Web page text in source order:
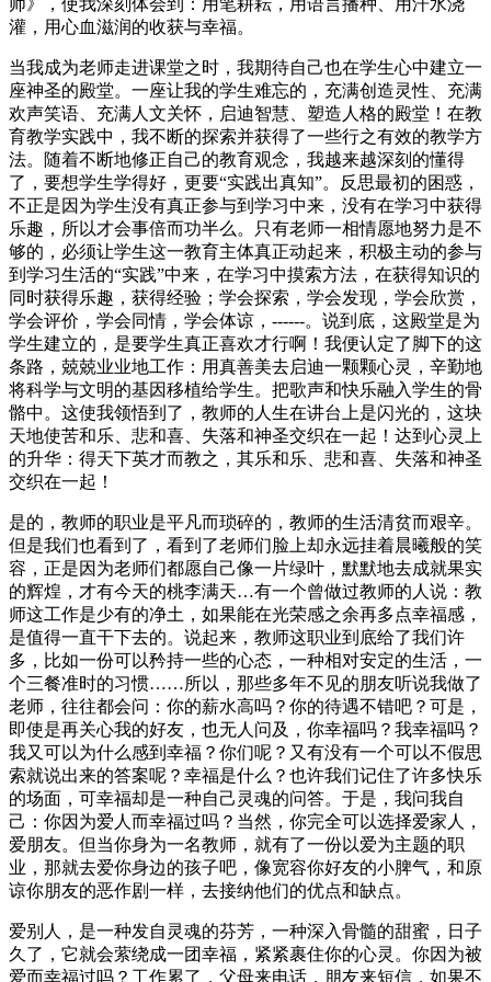
灌，用心血滋润的收获与幸福。
当我成为老师走进课堂之时，我期待自己也在学生心中建立一
座神圣的殿堂。一座让我的学生难忘的，充满创造灵性、充满
欢声笑语、充满人文关怀，启迪智慧、塑造人格的殿堂！在教
育教学实践中，我不断的探索并获得了一些行之有效的教学方
法。随着不断地修正自己的教育观念，我越来越深刻的懂得
了，要想学生学得好，更要“实践出真知”。反思最初的困惑，
不正是因为学生没有真正参与到学习中来，没有在学习中获得
乐趣，所以才会事倍而功半么。只有老师一相情愿地努力是不
够的，必须让学生这一教育主体真正动起来，积极主动的参与
到学习生活的“实践”中来，在学习中摸索方法，在获得知识的
同时获得乐趣，获得经验；学会探索，学会发现，学会欣赏，
学会评价，学会同情，学会体谅，------。说到底，这殿堂是为
学生建立的，是要学生真正喜欢才行啊！我便认定了脚下的这
条路，兢兢业业地工作：用真善美去启迪一颗颗心灵，辛勤地
将科学与文明的基因移植给学生。把歌声和快乐融入学生的骨
骼中。这使我领悟到了，教师的人生在讲台上是闪光的，这块
天地使苦和乐、悲和喜、失落和神圣交织在一起！达到心灵上
的升华：得天下英才而教之，其乐和乐、悲和喜、失落和神圣
交织在一起！
是的，教师的职业是平凡而琐碎的，教师的生活清贫而艰辛。
但是我们也看到了，看到了老师们脸上却永远挂着晨曦般的笑
容，正是因为老师们都愿自己像一片绿叶，默默地去成就果实
的辉煌，才有今天的桃李满天…有一个曾做过教师的人说：教
师这工作是少有的净土，如果能在光荣感之余再多点幸福感，
是值得一直干下去的。说起来，教师这职业到底给了我们许
多，比如一份可以矜持一些的心态，一种相对安定的生活，一
个三餐准时的习惯……所以，那些多年不见的朋友听说我做了
老师，往往都会问：你的薪水高吗？你的待遇不错吧？可是，
即使是再关心我的好友，也无人问及，你幸福吗？我幸福吗？
我又可以为什么感到幸福？你们呢？又有没有一个可以不假思
索就说出来的答案呢？幸福是什么？也许我们记住了许多快乐
的场面，可幸福却是一种自己灵魂的问答。于是，我问我自
己：你因为爱人而幸福过吗？当然，你完全可以选择爱家人，
爱朋友。但当你身为一名教师，就有了一份以爱为主题的职
业，那就去爱你身边的孩子吧，像宽容你好友的小脾气，和原
谅你朋友的恶作剧一样，去接纳他们的优点和缺点。
爱别人，是一种发自灵魂的芬芳，一种深入骨髓的甜蜜，日子
久了，它就会萦绕成一团幸福，紧紧裹住你的心灵。你因为被
爱而幸福过吗？工作累了，父母来电话，朋友来短信，如果不